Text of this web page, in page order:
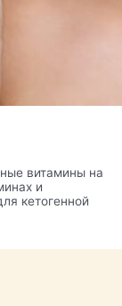
витамины на
и
кетогенной